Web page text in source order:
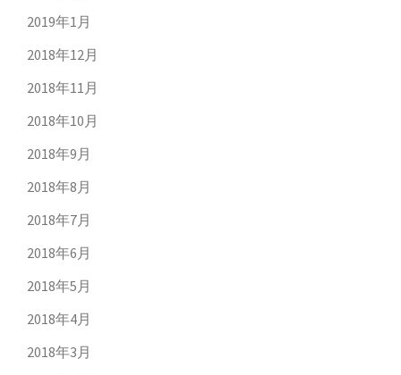
2019年1月
2018年12月
2018年11月
2018年10月
2018年9月
2018年8月
2018年7月
2018年6月
2018年5月
2018年4月
2018年3月